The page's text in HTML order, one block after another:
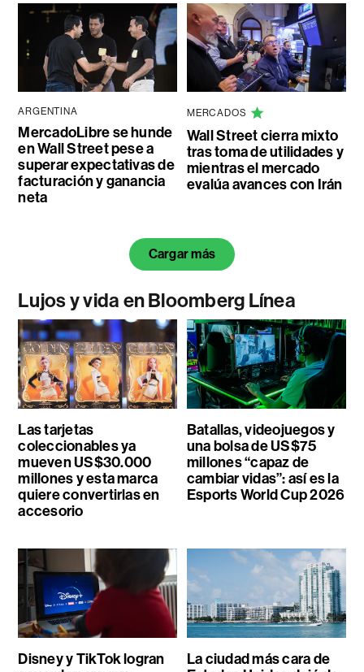
ARGENTINA
MercadoLibre se hunde
en Wall Street pese a
superar expectativas de
facturación y ganancia
neta
MERCADOS
Wall Street cierra mixto
tras toma de utilidades y
mientras el mercado
evalúa avances con Irán
Cargar más
Lujos y vida en Bloomberg Línea
Las tarjetas
coleccionables ya
mueven US$30.000
millones y esta marca
quiere convertirlas en
accesorio
Batallas, videojuegos y
una bolsa de US$75
millones “capaz de
cambiar vidas”: así es la
Esports World Cup 2026
Disney y TikTok logran
La ciudad más cara de